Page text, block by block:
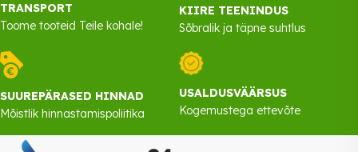
TRANSPORT
Toome tooteid Teile kohale!
KIIRE TEENINDUS
Sõbralik ja täpne suhtlus
SUUREPÄRASED HINNAD
Mõistlik hinnastamispoliitika
USALDUSVÄÄRSUS
Kogemustega ettevõte